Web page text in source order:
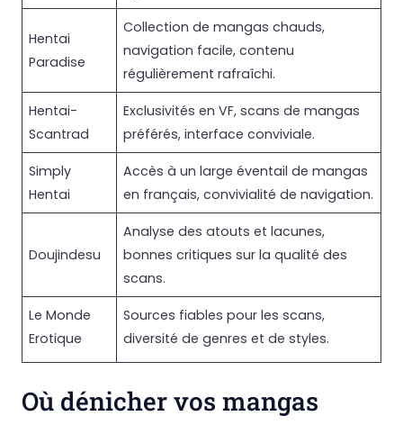
Hentai
Paradise
Collection de mangas chauds,
navigation facile, contenu
régulièrement rafraîchi.
Hentai-
Scantrad
Exclusivités en VF, scans de mangas
préférés, interface conviviale.
Simply
Hentai
Accès à un large éventail de mangas
en français, convivialité de navigation.
Doujindesu
Analyse des atouts et lacunes,
bonnes critiques sur la qualité des
scans.
Le Monde
Erotique
Sources fiables pour les scans,
diversité de genres et de styles.
Où dénicher vos mangas